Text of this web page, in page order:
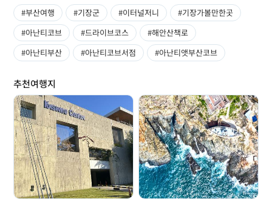
#부산여행 #기장군 #이터널저니
#기장가볼만한곳
#아난티코브
#드라이브코스
#해안산책로
#아난티부산
#아난티코브서점 #아난티앳부산코브
추천여행지